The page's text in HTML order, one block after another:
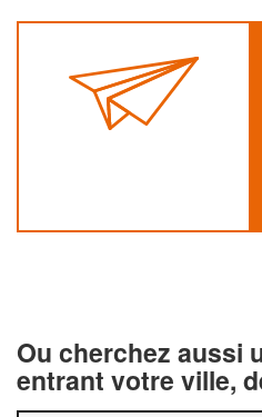
Ou cherchez aussi
entrant votre ville,